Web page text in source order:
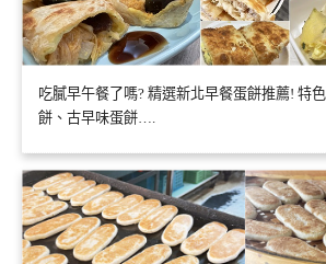
吃膩早午餐了嗎? 精選新北早餐蛋餅推薦! 特
餅、古早味蛋餅….